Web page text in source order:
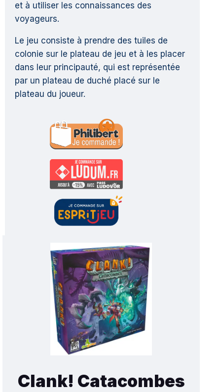
et à utiliser les connaissances des
voyageurs.
Le jeu consiste à prendre des tuiles de
colonie sur le plateau de jeu et à les placer
dans leur principauté, qui est représentée
par un plateau de duché placé sur le
plateau du joueur.
Clank! Catacombes